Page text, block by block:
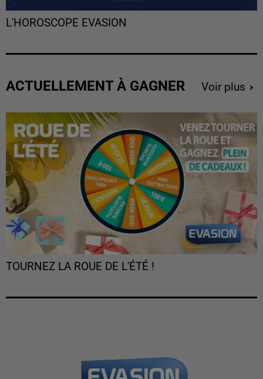
L'HOROSCOPE EVASION
ACTUELLEMENT À GAGNER Voir plus
TOURNEZ LA ROUE DE L'ÉTÉ !